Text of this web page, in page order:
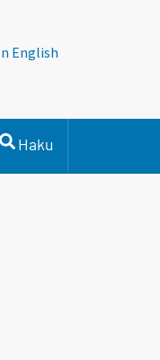
English
Haku